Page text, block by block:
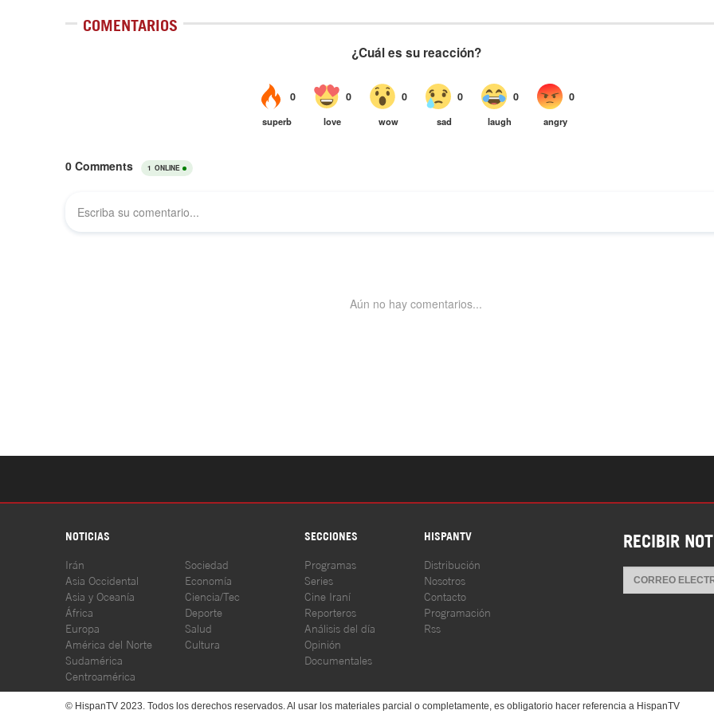
COMENTARIOS
NOTICIAS SECCIONES HISPANTV
Irán
Asia Occidental
Asia y Oceanía
África
Europa
América del Norte
Sudamérica
Centroamérica
Sociedad
Economía
Ciencia/Tec
Deporte
Salud
Cultura
Programas
Series
Cine Iraní
Reporteros
Análisis del día
Opinión
Documentales
Distribución
Nosotros
Contacto
Programación
Rss
RECIBIR
© HispanTV 2023. Todos los derechos reservados. Al usar los materiales parcial o completamente, es obligatorio hacer referencia a HispanTV